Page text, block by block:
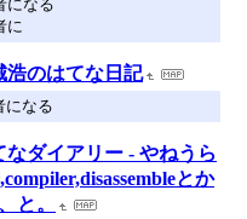
になる
に
浩のはてな日記
になる
なダイアリー - やねうら
とか
と。